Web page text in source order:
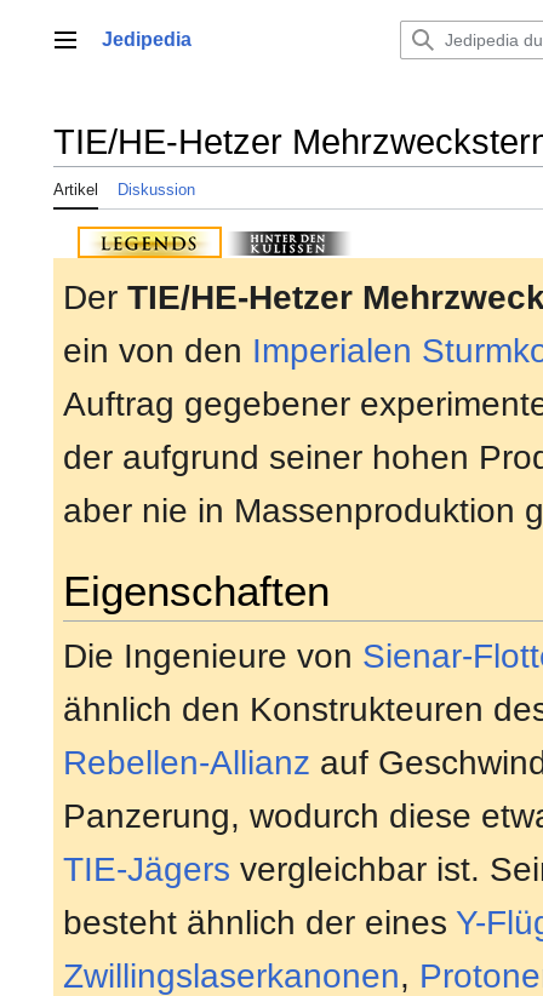
springenHauptmenü
Jedipedia
TIE/HE-Hetzer
Artikel Diskussion
Der TIE/HE-Hetzer
ein von den Imperialen
Auftrag gegebener
der aufgrund seiner hohen
aber nie in Massenproduktion
Eigenschaften
Die Ingenieure von Sienar-
ähnlich den Konstrukteuren
Rebellen-Allianz auf
Panzerung, wodurch diese
TIE-Jägers vergleichbar ist.
besteht ähnlich der eines Y-
Zwillingslaserkanonen,